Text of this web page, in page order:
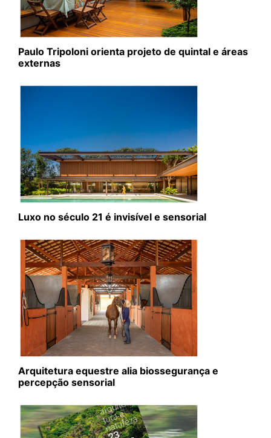
Paulo Tripoloni orienta projeto de quintal e áreas
externas
Luxo no século 21 é invisível e sensorial
Arquitetura equestre alia biossegurança e
percepção sensorial